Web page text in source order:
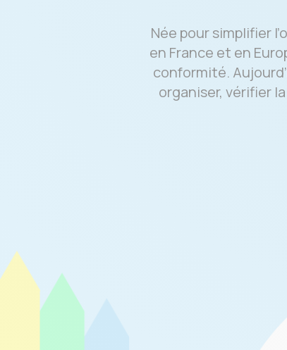
Née pour simplifier
en France et en
conformité.
organiser, vérifier